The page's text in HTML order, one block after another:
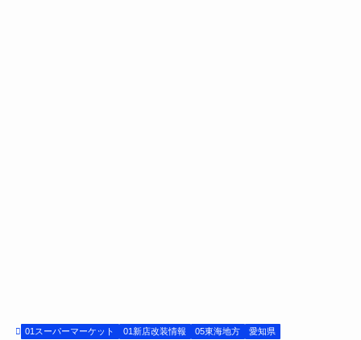
01スーパーマーケット 01新店改装情報 05東海地方 愛知県